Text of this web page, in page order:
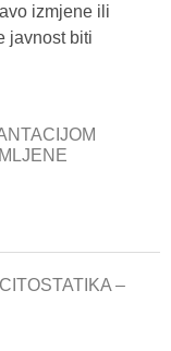
izmjene ili
javnost biti
–